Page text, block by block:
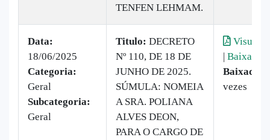
TENFEN LEHMAM.
Data:
18/06/2025
Categoria:
Geral
Subcategoria:
Geral
Titulo: DECRETO
Nº 110, DE 18 DE
JUNHO DE 2025.
SÚMULA: NOMEIA
A SRA. POLIANA
ALVES DEON,
PARA O CARGO DE
| Baixar
Baixado:
vezes